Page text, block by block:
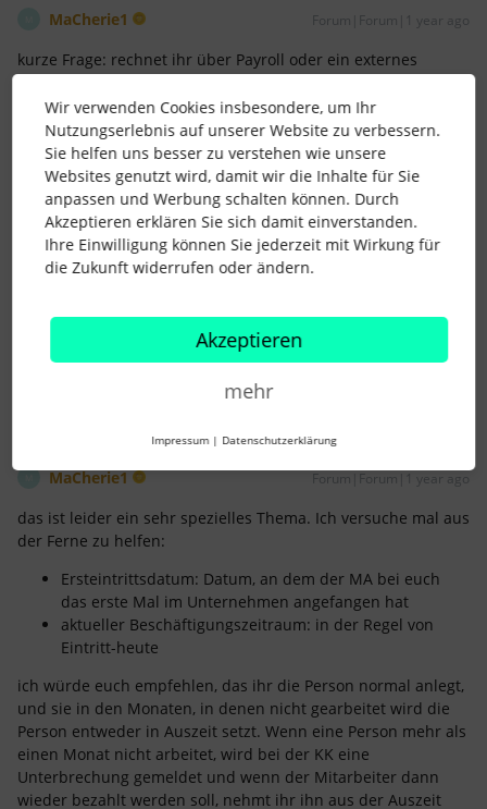
MaCherie1 Forum|Forum|1 year ago
kurze Frage: rechnet ihr über Payroll oder ein externes
D-BVK AUTOR*IN Forum|Forum|1 year ago
kurze Frage: rechnet ihr über Payroll oder ein externes
wir rechnen über Payroll ab
MaCherie1 Forum|Forum|1 year ago
das ist leider ein sehr spezielles Thema. Ich versuche mal aus
der Ferne zu helfen:
Ersteintrittsdatum: Datum, an dem der MA bei euch
das erste Mal im Unternehmen angefangen hat
aktueller Beschäftigungszeitraum: in der Regel von
Eintritt-heute
ich würde euch empfehlen, das ihr die Person normal anlegt,
und sie in den Monaten, in denen nicht gearbeitet wird die
Person entweder in Auszeit setzt. Wenn eine Person mehr als
einen Monat nicht arbeitet, wird bei der KK eine
Unterbrechung gemeldet und wenn der Mitarbeiter dann
wieder bezahlt werden soll, nehmt ihr ihn aus der Auszeit
Wir verwenden Cookies insbesondere, um Ihr
Nutzungserlebnis auf unserer Website zu verbessern.
Sie helfen uns besser zu verstehen wie unsere
Websites genutzt wird, damit wir die Inhalte für Sie
anpassen und Werbung schalten können. Durch
Akzeptieren erklären Sie sich damit einverstanden.
Ihre Einwilligung können Sie jederzeit mit Wirkung für
die Zukunft widerrufen oder ändern.
Akzeptieren
mehr
Impressum | Datenschutzerklärung